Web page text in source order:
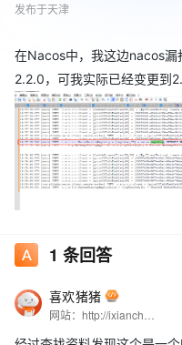
发布于天津
在Nacos中，我这边nacos
2.2.0，可我实际已经变更到
1 条回答
喜欢猪猪